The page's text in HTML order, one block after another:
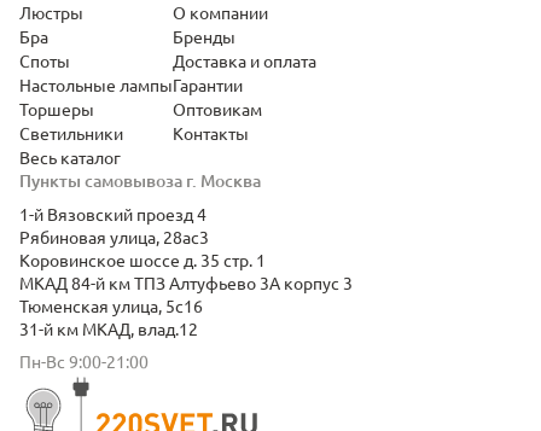
Пункты самовывоза г. Москва
1-й Вязовский проезд 4
Рябиновая улица, 28ас3
Коровинское шоссе д. 35 стр. 1
МКАД 84-й км ТПЗ Алтуфьево 3А корпус 3
Тюменская улица, 5с16
31-й км МКАД, влад.12
Пн-Вс 9:00-21:00
Люстры
Бра
Споты
Настольные лампы
Торшеры
Светильники
Весь каталог
О компании
Бренды
Доставка и оплата
Гарантии
Оптовикам
Контакты